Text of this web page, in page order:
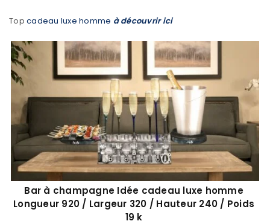
Top cadeau luxe homme à découvrir ici
Bar à champagne Idée cadeau luxe homme
Longueur 920 / Largeur 320 / Hauteur 240 / Poids
19 k